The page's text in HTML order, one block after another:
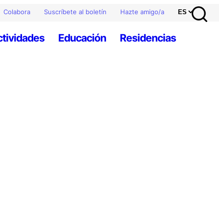
Colabora Suscríbete al boletín Hazte amigo/a
Educación Residencias